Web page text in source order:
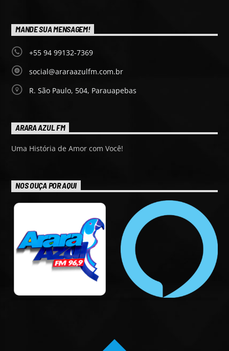
MANDE SUA MENSAGEM!
+55 94 99132-7369
social@araraazulfm.com.br
R. São Paulo, 504, Parauapebas
ARARA AZUL FM
Uma História de Amor com Você!
NOS OUÇA POR AQUI